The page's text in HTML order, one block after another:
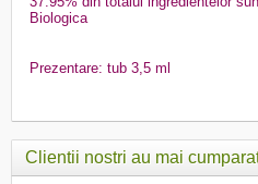
Biologica
Prezentare: tub 3,5 ml
Clientii nostri au mai